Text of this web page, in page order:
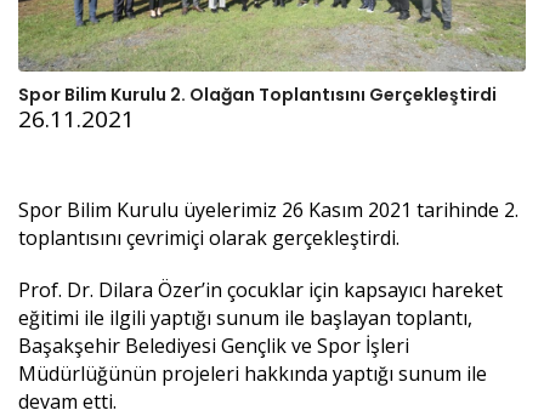
Spor Bilim Kurulu 2. Olağan Toplantısını Gerçekleştirdi
26.11.2021
Spor Bilim Kurulu üyelerimiz 26 Kasım 2021 tarihinde 2.
toplantısını çevrimiçi olarak gerçekleştirdi.
Prof. Dr. Dilara Özer’in çocuklar için kapsayıcı hareket
eğitimi ile ilgili yaptığı sunum ile başlayan toplantı,
Başakşehir Belediyesi Gençlik ve Spor İşleri
Müdürlüğünün projeleri hakkında yaptığı sunum ile
devam etti.